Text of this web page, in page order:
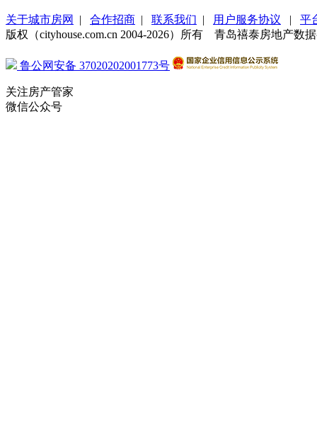
关于城市房网 | 合作招商 | 联系我们 | 用户服务协议 | 平
版权（cityhouse.com.cn 2004-2026）所有 青岛禧泰房地产
鲁公网安备 37020202001773号
关注房产管家
微信公众号